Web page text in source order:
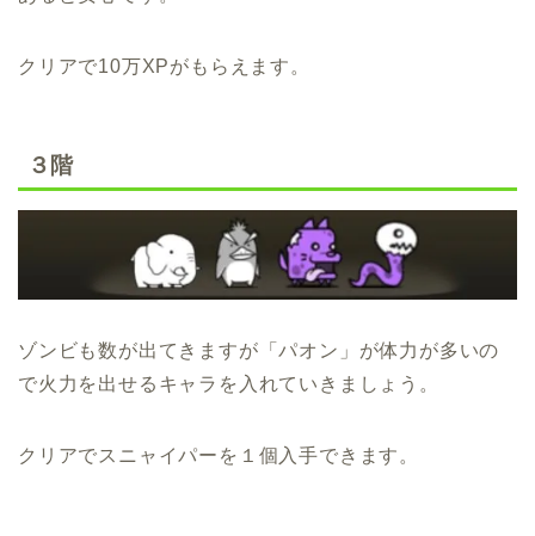
クリアで10万XPがもらえます。
３階
ゾンビも数が出てきますが「パオン」が体力が多いの
で火力を出せるキャラを入れていきましょう。
クリアでスニャイパーを１個入手できます。